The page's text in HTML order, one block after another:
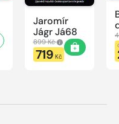
Jaromír
Jágr Já68
899 Kč
719 Kč